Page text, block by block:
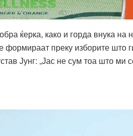
ќерка, како и горда внука на
формираат преку изборите што
Јунг: „Јас не сум тоа што